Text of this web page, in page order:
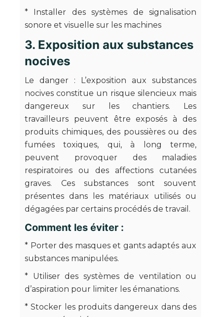
* Installer des systèmes de signalisation
sonore et visuelle sur les machines
3. Exposition aux substances
nocives
Le danger : L’exposition aux substances
nocives constitue un risque silencieux mais
dangereux sur les chantiers. Les
travailleurs peuvent être exposés à des
produits chimiques, des poussières ou des
fumées toxiques, qui, à long terme,
peuvent provoquer des maladies
respiratoires ou des affections cutanées
graves. Ces substances sont souvent
présentes dans les matériaux utilisés ou
dégagées par certains procédés de travail.
Comment les éviter :
* Porter des masques et gants adaptés aux
substances manipulées.
* Utiliser des systèmes de ventilation ou
d’aspiration pour limiter les émanations.
* Stocker les produits dangereux dans des